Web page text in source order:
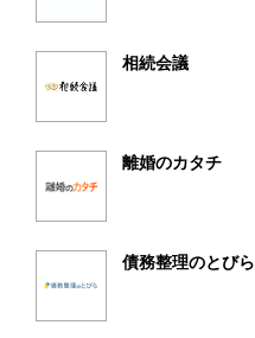
相続会議
離婚のカタチ
債務整理のとびら